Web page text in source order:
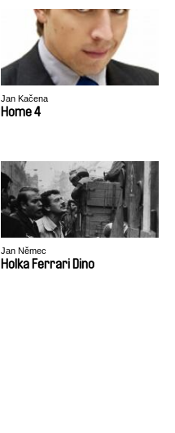
Jan Kačena
Home 4
Jan Němec
Holka Ferrari Dino